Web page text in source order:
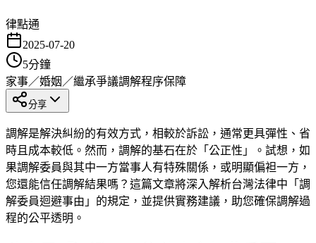
律點通
2025-07-20
5分鐘
家事／婚姻／繼承爭議調解程序保障
分享
調解是解決糾紛的有效方式，相較於訴訟，通常更具彈性、省
時且成本較低。然而，調解的基石在於「公正性」。試想，如
果調解委員與其中一方當事人有特殊關係，或明顯偏袒一方，
您還能信任調解結果嗎？這篇文章將深入解析台灣法律中「調
解委員迴避事由」的規定，並提供實務建議，助您確保調解過
程的公平透明。